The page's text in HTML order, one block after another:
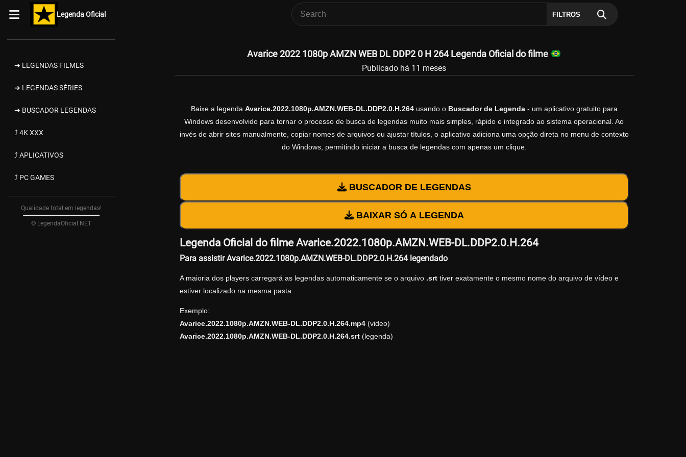
Legenda Oficial FILTROS
➔ LEGENDAS FILMES
➔ LEGENDAS SÉRIES
➔ BUSCADOR LEGENDAS
⤴ 4K XXX
⤴ APLICATIVOS
⤴ PC GAMES
Qualidade total em legendas!
© LegendaOficial.NET
Avarice 2022 1080p AMZN WEB DL DDP2 0 H 264 Legenda Oficial do filme
Publicado há 11 meses
Baixe a legenda Avarice.2022.1080p.AMZN.WEB-DL.DDP2.0.H.264usando o Buscador de Legenda- um aplicativo gratuito para
Windows desenvolvido para tornar o processo de busca de legendas muito mais simples, rápido e integrado ao sistema operacional. Ao
invés de abrir sites manualmente, copiar nomes de arquivos ou ajustar títulos, o aplicativo adiciona uma opção direta no menu de contexto
do Windows, permitindo iniciar a busca de legendas com apenas um clique.
BUSCADOR DE LEGENDAS
BAIXAR SÓ A LEGENDA
Legenda Oficial do filme Avarice.2022.1080p.AMZN.WEB-DL.DDP2.0.H.264
Para assistir Avarice.2022.1080p.AMZN.WEB-DL.DDP2.0.H.264 legendado
A maioria dos players carregará as legendas automaticamente se o arquivo .srttiver exatamente o mesmo nome do arquivo de vídeo e
estiver localizado na mesma pasta.
Exemplo:
Avarice.2022.1080p.AMZN.WEB-DL.DDP2.0.H.264.mp4(video)
Avarice.2022.1080p.AMZN.WEB-DL.DDP2.0.H.264.srt(legenda)